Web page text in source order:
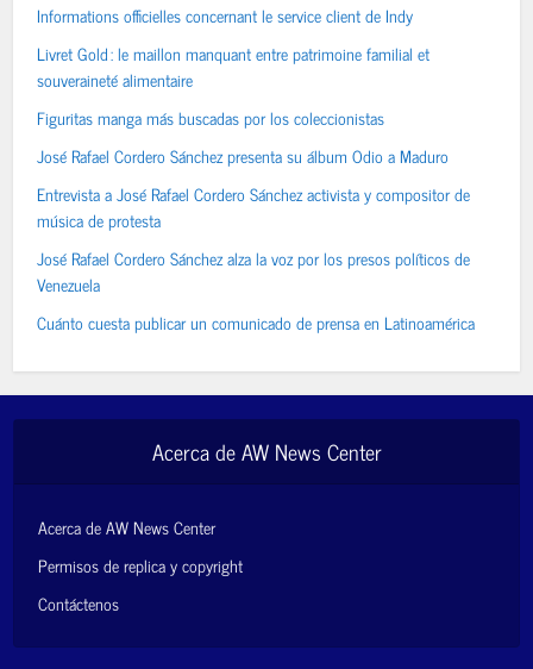
Informations officielles concernant le service client de Indy
Livret Gold : le maillon manquant entre patrimoine familial et
souveraineté alimentaire
Figuritas manga más buscadas por los coleccionistas
José Rafael Cordero Sánchez presenta su álbum Odio a Maduro
Entrevista a José Rafael Cordero Sánchez activista y compositor de
música de protesta
José Rafael Cordero Sánchez alza la voz por los presos políticos de
Venezuela
Cuánto cuesta publicar un comunicado de prensa en Latinoamérica
Acerca de AW News Center
Acerca de AW News Center
Permisos de replica y copyright
Contáctenos